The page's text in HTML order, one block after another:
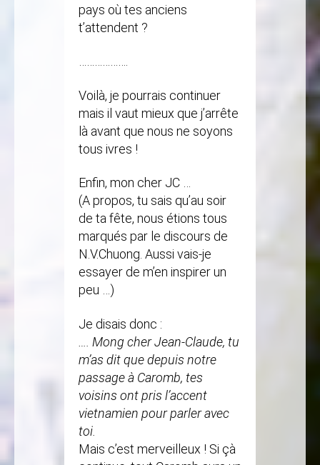
pays où tes anciens
t’attendent ?
Voilà, je pourrais continuer
mais il vaut mieux que j’arrête
là avant que nous ne soyons
tous ivres !
Enfin, mon cher JC …
(A propos, tu sais qu’au soir
de ta fête, nous étions tous
marqués par le discours de
N.V.Chuong. Aussi vais-je
essayer de m’en inspirer un
peu …)
Je disais donc :
…. Mong cher Jean-Claude, tu
m’as dit que depuis notre
passage à Caromb, tes
voisins ont pris l’accent
vietnamien pour parler avec
toi.
Mais c’est merveilleux ! Si çà